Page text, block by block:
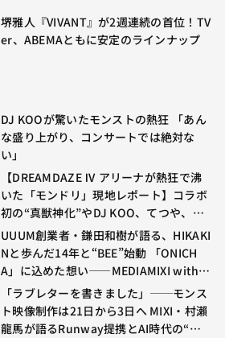
堺雅人『VIVANT』が2週連続の首位！TV
er、ABEMAともに安定のラインナップ
DJ KOOが驚いたモンストの熱狂 「あん
な盛り上がり、コンサートでは絶対な
い」
【DREAMDAZE Ⅳ アリーナが熱狂で沸
いた「モンドリ」現地レポート】コラボ
初の“真獣神化”やDJ KOO、てつや、兎
田ぺこら、壱百満天原サロメらも集結
UUUM創業者・鎌田和樹が語る、HIKAKI
Nと歩んだ14年と“BEE”始動 「ONICH
A」に込めた想い——MEDIAMIXI with in
terfm #3
「ラブレターを書きました」──モンス
ト映像制作は21日から3日へ MIXI・村瀨
龍馬が語るRunway提携とAI時代の“つ